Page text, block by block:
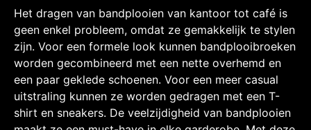
Het dragen van bandplooien van kantoor tot café is
geen enkel probleem, omdat ze gemakkelijk te stylen
zijn. Voor een formele look kunnen bandplooibroeken
worden gecombineerd met een nette overhemd en
een paar geklede schoenen. Voor een meer casual
uitstraling kunnen ze worden gedragen met een T-
shirt en sneakers. De veelzijdigheid van bandplooien